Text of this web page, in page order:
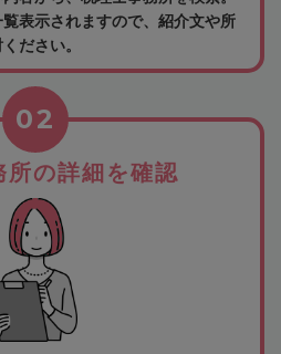
表示されますので、紹介文や所
ださい。
所の詳細を確認
02